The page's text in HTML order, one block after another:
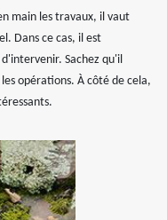
main les travaux, il vaut
Dans ce cas, il est
Sachez qu'il
opérations. À côté de cela,